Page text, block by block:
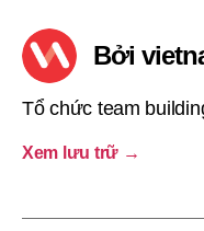
Bởi
Tổ chức team
Xem lưu trữ →